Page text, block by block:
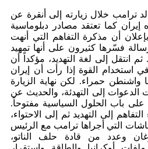
خلال زيارته إلى أنقرة عن
كما تعتقد مصادر دبلوماسية
أن مذكرة التفاهم التي أنهت
فسّرها كثيرون على أنها تمهيد
انتقل إلى لغة التهديد، مؤكداً أن
في استخدام القوة إذا رأت أن إيران
واشنطن حمراء. لكن نهاية الزيارة
إلى التهدئة، والحديث عن
على باب الحلول السياسية مفتوحاً.
إلى التهديد ثم إلى الاحتواء،
التي أجراها ترامب مع الرئيس
وعدد من قادة حلف الناتو،